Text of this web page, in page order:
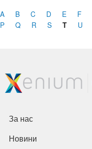
A
B C D E F
P
Q R S T U
За нас
Новини